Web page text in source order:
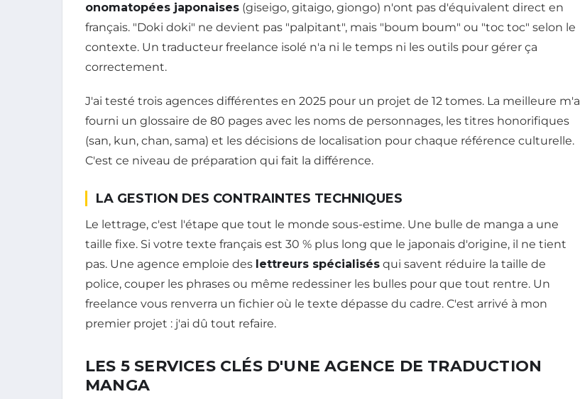
onomatopées japonaises (giseigo, gitaigo, giongo) n'ont pas d'équivalent direct en
français. "Doki doki" ne devient pas "palpitant", mais "boum boum" ou "toc toc" selon le
contexte. Un traducteur freelance isolé n'a ni le temps ni les outils pour gérer ça
correctement.
J'ai testé trois agences différentes en 2025 pour un projet de 12 tomes. La meilleure m'a
fourni un glossaire de 80 pages avec les noms de personnages, les titres honorifiques
(san, kun, chan, sama) et les décisions de localisation pour chaque référence culturelle.
C'est ce niveau de préparation qui fait la différence.
LA GESTION DES CONTRAINTES TECHNIQUES
Le lettrage, c'est l'étape que tout le monde sous-estime. Une bulle de manga a une
taille fixe. Si votre texte français est 30 % plus long que le japonais d'origine, il ne tient
pas. Une agence emploie des lettreurs spécialisés qui savent réduire la taille de
police, couper les phrases ou même redessiner les bulles pour que tout rentre. Un
freelance vous renverra un fichier où le texte dépasse du cadre. C'est arrivé à mon
premier projet : j'ai dû tout refaire.
LES 5 SERVICES CLÉS D'UNE AGENCE DE TRADUCTION
MANGA